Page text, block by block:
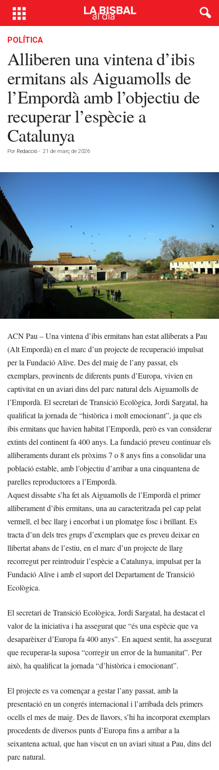
POLÍTICA
Alliberen una vintena d’ibis
ermitans als Aiguamolls de
l’Empordà amb l’objectiu de
recuperar l’espècie a
Catalunya
Por Redacció - 21 de març de 2026
ACN Pau – Una vintena d’ibis ermitans han estat alliberats a Pau
(Alt Empordà) en el marc d’un projecte de recuperació impulsat
per la Fundació Alive. Des del maig de l’any passat, els
exemplars, provinents de diferents punts d’Europa, vivien en
captivitat en un aviari dins del parc natural dels Aiguamolls de
l’Empordà. El secretari de Transició Ecològica, Jordi Sargatal, ha
qualificat la jornada de “històrica i molt emocionant”, ja que els
ibis ermitans que havien habitat l’Empordà, però es van considerar
extints del continent fa 400 anys. La fundació preveu continuar els
alliberaments durant els pròxims 7 o 8 anys fins a consolidar una
població estable, amb l’objectiu d’arribar a una cinquantena de
parelles reproductores a l’Empordà.
Aquest dissabte s’ha fet als Aiguamolls de l’Empordà el primer
alliberament d’ibis ermitans, una au caracteritzada pel cap pelat
vermell, el bec llarg i encorbat i un plomatge fosc i brillant. Es
tracta d’un dels tres grups d’exemplars que es preveu deixar en
llibertat abans de l’estiu, en el marc d’un projecte de llarg
recorregut per reintroduir l’espècie a Catalunya, impulsat per la
Fundació Alive i amb el suport del Departament de Transició
Ecològica.
El secretari de Transició Ecològica, Jordi Sargatal, ha destacat el
valor de la iniciativa i ha assegurat que “és una espècie que va
desaparèixer d’Europa fa 400 anys”. En aquest sentit, ha assegurat
que recuperar-la suposa “corregir un error de la humanitat”. Per
això, ha qualificat la jornada “d’històrica i emocionant”.
El projecte es va començar a gestar l’any passat, amb la
presentació en un congrés internacional i l’arribada dels primers
ocells el mes de maig. Des de llavors, s’hi ha incorporat exemplars
procedents de diversos punts d’Europa fins a arribar a la
seixantena actual, que han viscut en un aviari situat a Pau, dins del
parc natural.